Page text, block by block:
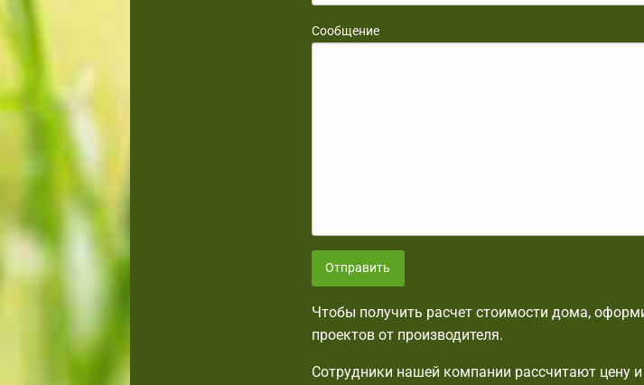
Сообщение
Отправить
Чтобы получить расчет стоимости дома,
проектов от производителя.
Сотрудники нашей компании рассчитают цену